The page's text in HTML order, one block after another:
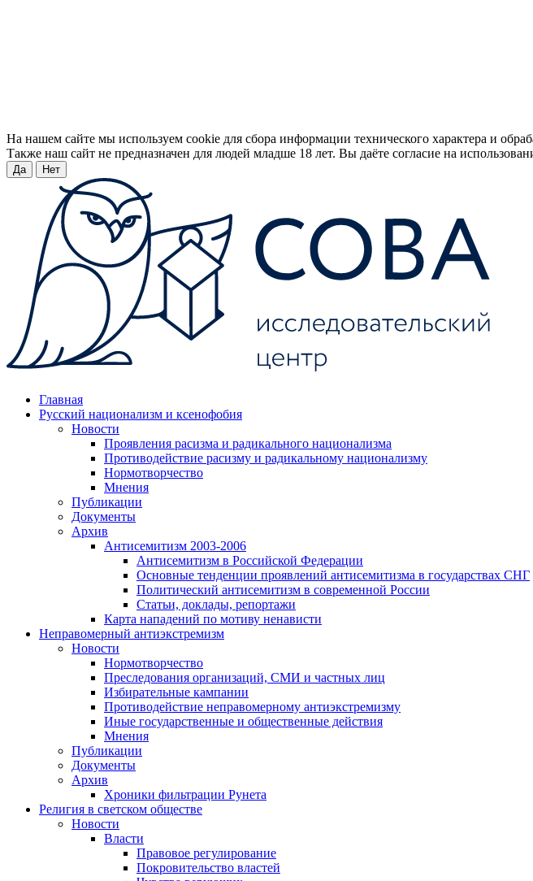
На нашем сайте мы используем cookie для сбора информации технического характера и
Также наш сайт не предназначен для людей младше 18 лет. Вы даёте согласие на
Да Нет
Главная
Русский национализм и ксенофобия
Новости
Проявления расизма и радикального национализма
Противодействие расизму и радикальному национализму
Нормотворчество
Мнения
Публикации
Документы
Архив
Антисемитизм 2003-2006
Антисемитизм в Российской Федерации
Основные тенденции проявлений антисемитизма в государствах СНГ
Политический антисемитизм в современной России
Статьи, доклады, репортажи
Карта нападений по мотиву ненависти
Неправомерный антиэкстремизм
Новости
Нормотворчество
Преследования организаций, СМИ и частных лиц
Избирательные кампании
Противодействие неправомерному антиэкстремизму
Иные государственные и общественные действия
Мнения
Публикации
Документы
Архив
Хроники фильтрации Рунета
Религия в светском обществе
Новости
Власти
Правовое регулирование
Покровительство властей